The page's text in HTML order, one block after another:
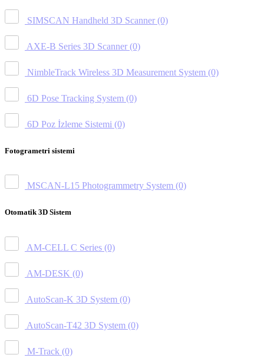
SIMSCAN Handheld 3D Scanner (0)
AXE-B Series 3D Scanner (0)
NimbleTrack Wireless 3D Measurement System (0)
6D Pose Tracking System (0)
6D Poz İzleme Sistemi (0)
Fotogrametri sistemi
MSCAN-L15 Photogrammetry System (0)
Otomatik 3D Sistem
AM-CELL C Series (0)
AM-DESK (0)
AutoScan-K 3D System (0)
AutoScan-T42 3D System (0)
M-Track (0)